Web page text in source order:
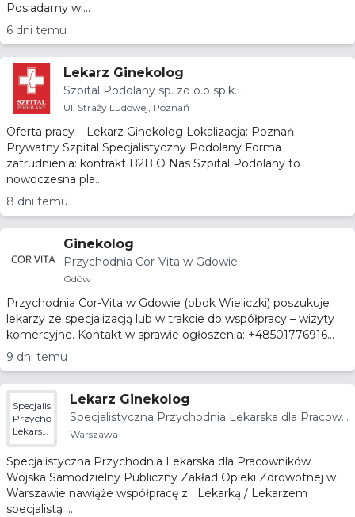
Posiadamy wi...
6 dni temu
Lekarz Ginekolog
Szpital Podolany sp. zo o.o sp.k.
Ul. Straży Ludowej, Poznań
Oferta pracy – Lekarz Ginekolog Lokalizacja: Poznań
Prywatny Szpital Specjalistyczny Podolany Forma
zatrudnienia: kontrakt B2B O Nas Szpital Podolany to
nowoczesna pla...
8 dni temu
Ginekolog
Przychodnia Cor-Vita w Gdowie
Gdów
Przychodnia Cor-Vita w Gdowie (obok Wieliczki) poszukuje
lekarzy ze specjalizacją lub w trakcie do współpracy – wizyty
komercyjne. Kontakt w sprawie ogłoszenia: +48501776916...
9 dni temu
Specjalistyczna
Przychodnia
Lekarska
dla
Pracowników
Wojska
SPZOZ
w
Warszawie
Lekarz Ginekolog
Specjalistyczna Przychodnia Lekarska dla Pracown
ików Wojska SPZOZ w Warszawie
Warszawa
Specjalistyczna Przychodnia Lekarska dla Pracowników
Wojska Samodzielny Publiczny Zakład Opieki Zdrowotnej w
Warszawie nawiąże współpracę z Lekarką / Lekarzem
specjalistą ...